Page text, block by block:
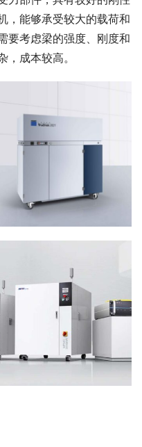
，能够承受较大的载荷和
要考虑梁的强度、刚度和
成本较高。